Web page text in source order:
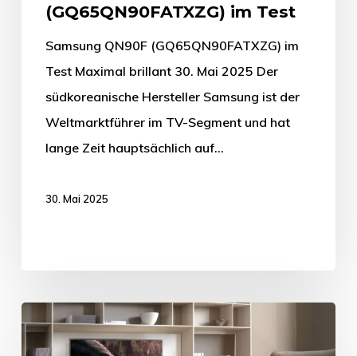
(GQ65QN90FATXZG) im Test
Samsung QN90F (GQ65QN90FATXZG) im
Test Maximal brillant 30. Mai 2025 Der
südkoreanische Hersteller Samsung ist der
Weltmarktführer im TV-Segment und hat
lange Zeit hauptsächlich auf…
30. Mai 2025